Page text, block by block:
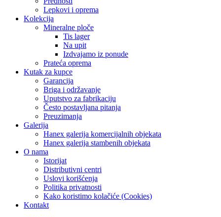
Lepkovi i oprema
Kolekcija
Mineralne ploče
Tis lager
Na upit
Izdvajamo iz ponude
Prateća oprema
Kutak za kupce
Garancija
Briga i održavanje
Uputstvo za fabrikaciju
Često postavljana pitanja
Preuzimanja
Galerija
Hanex galerija komercijalnih objekata
Hanex galerija stambenih objekata
O nama
Istorijat
Distributivni centri
Uslovi korišćenja
Politika privatnosti
Kako koristimo kolačiće (Cookies)
Kontakt